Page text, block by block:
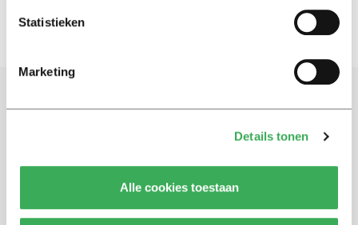
Statistieken
Marketing
Details tonen
Alle cookies toestaan
Schrijf je in voor onze nieuwsbrief
Blijf op de hoogte. Meld je aan voor de nieuwsbrief van
Univers.
Aanmelden